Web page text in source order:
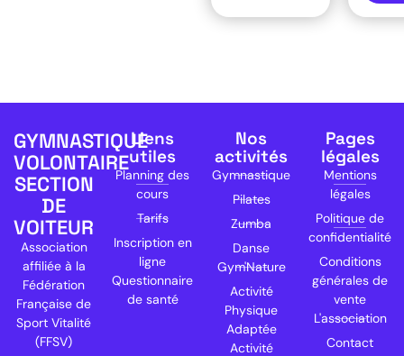
GYMNASTIQUE
VOLONTAIRE
SECTION
DE
VOITEUR
Association
affiliée à la
Fédération
Française de
Sport Vitalité
(FFSV)
Liens
utiles
Planning des
cours
Tarifs
Inscription en
ligne
Questionnaire
de santé
Nos
activités
Gymnastique
Pilates
Zumba
Danse
Gym'Nature
Activité
Physique
Adaptée
Activité
Pages
légales
Mentions
légales
Politique de
confidentialité
Conditions
générales de
vente
L'association
Contact